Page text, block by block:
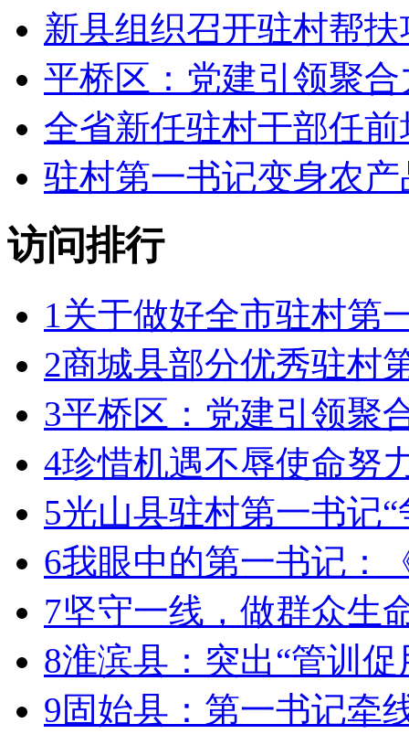
新县组织召开驻村帮
平桥区：党建引领聚
全省新任驻村干部任
驻村第一书记变身农产
访问排行
1关于做好全市驻村第
2商城县部分优秀驻村
3平桥区：党建引领聚
4珍惜机遇不辱使命努
5光山县驻村第一书记
6我眼中的第一书记：
7坚守一线，做群众
8淮滨县：突出“管训
9固始县：第一书记牵